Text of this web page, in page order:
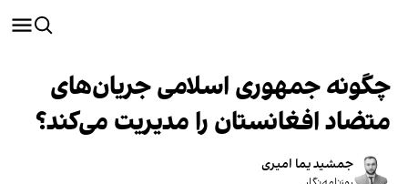
چگونه جمهوری اسلامی جریان‌های
متضاد افغانستان را مدیریت می‌کند؟
جمشید یما امیری